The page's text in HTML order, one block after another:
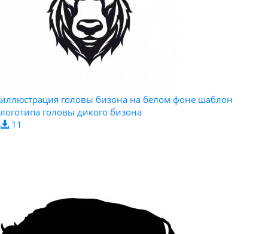
иллюстрация головы бизона на белом фоне шаблон
логотипа головы дикого бизона
11